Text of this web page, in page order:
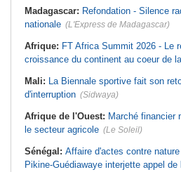
Sénégal:FERA - Priorité à
l'économie de la préservation,
Cheikh Dieng décline sa vision
Sénégal:
Cheikh Dieng définit ses
axes prioritaires pour restructurer le
Fonds d'entretien routier autonome
Madagascar: Refondation - Silence
nationale (L'Express de Madagascar)
Afrique: FT Africa Summit 2026 - Le
croissance du continent au coeur de
Mali: La Biennale sportive fait son
d'interruption (Sidwaya)
Afrique de l'Ouest: Marché financier
le secteur agricole (Le Soleil)
Sénégal: Affaire d'actes contre
Pikine-Guédiawaye interjette appel